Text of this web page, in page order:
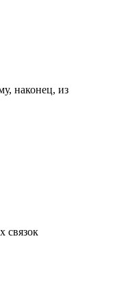
наконец, из
связок